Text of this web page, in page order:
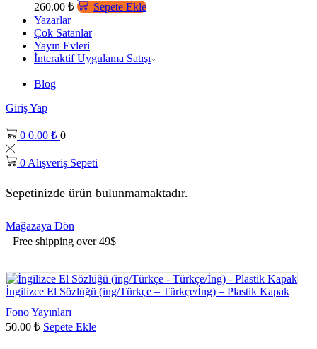
260.00 ₺
Sepete Ekle
Yazarlar
Çok Satanlar
Yayın Evleri
İnteraktif Uygulama Satışı
Blog
Giriş Yap
0 0.00 ₺ 0
0Alışveriş Sepeti
Sepetinizde ürün bulunmamaktadır.
Mağazaya Dön
Free shipping over 49$
İngilizce El Sözlüğü (ing/Türkçe – Türkçe/İng) – Plastik Kapak
Fono Yayınları
50.00 ₺ Sepete Ekle